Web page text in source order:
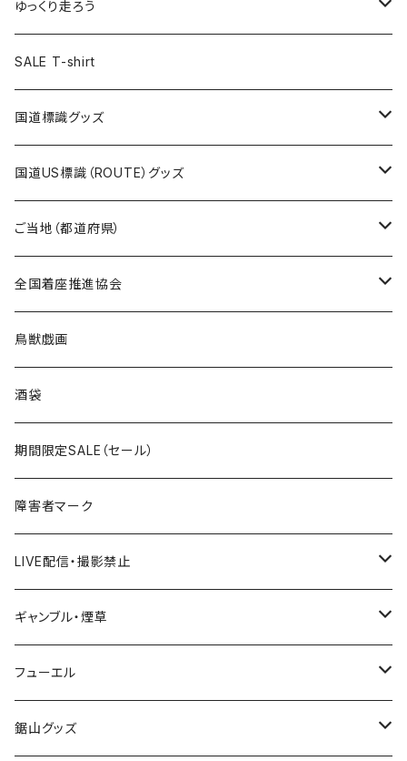
トートバッグ
ランチバッグ
エコバッグ
クリアファイル
キーホルダー
クリアファイル
ステッカー
サコッシュ
ホテルキーホルダー
モーテルキーホルダー
トートバッグ
クリアファイル
マスク
エコバッグ
千葉ロッテマリーンズコラボ
エコバッグ
ステッカー
モーテルキーホルダー
ホテルキーホルダー
トートバッグ
キャップ
ステッカー
ホテルキーホルダー
Tシャツ
キャップ
ステッカー
ゆっくり走ろう
Tシャツ
ステッカー
ホテルキーホルダー
SALE T-shirt
国道標識グッズ
ステッカー
国道0～99号線
国道100～199号線
国道600～699号線
国道700～799号線
Tシャツ
キャップ
国道US標識（ROUTE）グッズ
ステッカー
ROUTE 0～99号線
ROUTE100～199号線
ROUTE600～699号線
ROUTE700～799号線
Tシャツ
ROUTE 0～99号線
ROUTE 100～199号線
ROUTE 600～699号線
ROUTE 700～799号線
キャップ
ROUTE 0～99号線
ROUTE 100～199号線
ROUTE 600～699号線
ROUTE 700～799号線
ご当地（都道府県）
北海道
青森県
岩手県
宮城県
秋田県
Tシャツ
ステッカー
山形県
福島県
茨城県
栃木県
全国着座推進協会
ステッカー
鳥獣戯画
酒袋
期間限定SALE（セール）
障害者マーク
LIVE配信・撮影禁止
LIVE配信禁止
撮影禁止
ギャンブル・煙草
ホテルキーホルダー
たばこ・禁煙ステッカー
フューエル
ステッカー
鋸山グッズ